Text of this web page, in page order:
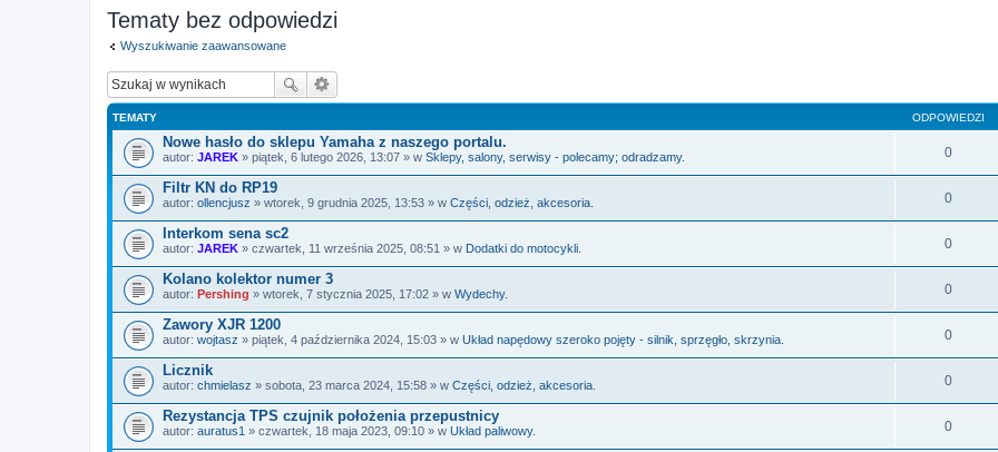
Tematy bez odpowiedzi
Wyszukiwanie zaawansowane
TEMATY ODPOWIEDZI
Nowe hasło do sklepu Yamaha z naszego portalu.
autor: JAREK » piątek, 6 lutego 2026, 13:07 » w Sklepy, salony, serwisy - polecamy; odradzamy. 0
Filtr KN do RP19
autor: ollencjusz » wtorek, 9 grudnia 2025, 13:53 » w Części, odzież, akcesoria. 0
Interkom sena sc2
autor: JAREK » czwartek, 11 września 2025, 08:51 » w Dodatki do motocykli. 0
Kolano kolektor numer 3
autor: Pershing » wtorek, 7 stycznia 2025, 17:02 » w Wydechy. 0
Zawory XJR 1200
autor: wojtasz » piątek, 4 października 2024, 15:03 » w Układ napędowy szeroko pojęty - silnik, sprzęgło, skrzynia. 0
Licznik
autor: chmielasz » sobota, 23 marca 2024, 15:58 » w Części, odzież, akcesoria. 0
Rezystancja TPS czujnik położenia przepustnicy
autor: auratus1 » czwartek, 18 maja 2023, 09:10 » w Układ paliwowy. 0